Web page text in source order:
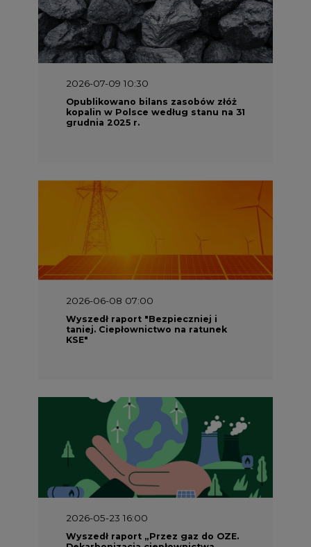
2026-06-08 07:00
Wyszedł raport "Bezpieczniej i
taniej. Ciepłownictwo na ratunek
2026-05-23 16:00
Wyszedł raport „Przez gaz do OZE.
Dekarbonizacja ciepłownictwa
2026-05-23 15:00
Koszty transformacji energetyki w
Polsce do 2040 roku – sprawdzamy